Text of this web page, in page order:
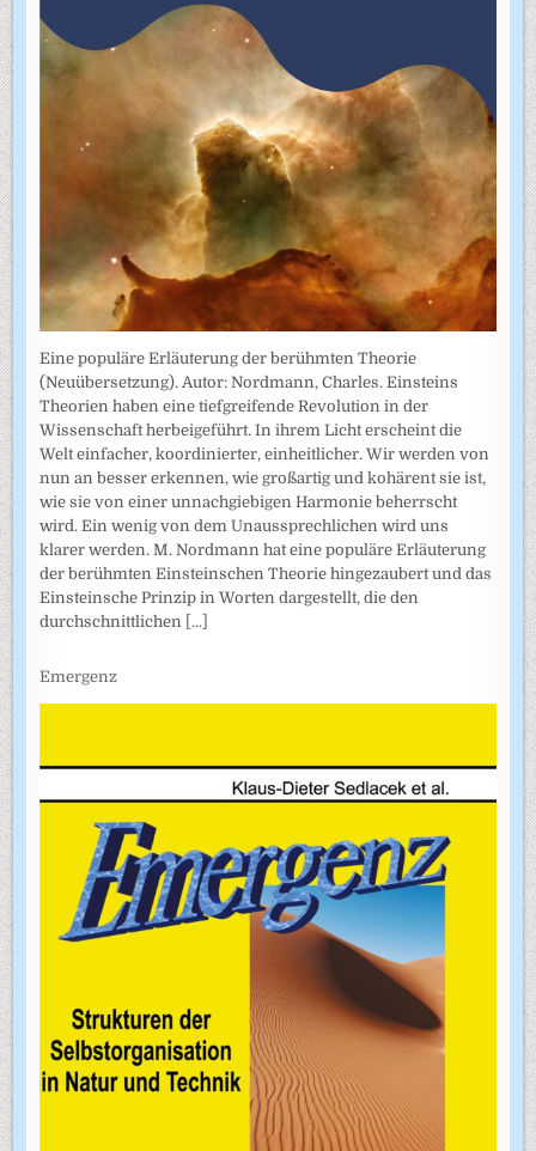
Eine populäre Erläuterung der berühmten Theorie
(Neuübersetzung). Autor: Nordmann, Charles. Einsteins
Theorien haben eine tiefgreifende Revolution in der
Wissenschaft herbeigeführt. In ihrem Licht erscheint die
Welt einfacher, koordinierter, einheitlicher. Wir werden von
nun an besser erkennen, wie großartig und kohärent sie ist,
wie sie von einer unnachgiebigen Harmonie beherrscht
wird. Ein wenig von dem Unaussprechlichen wird uns
klarer werden. M. Nordmann hat eine populäre Erläuterung
der berühmten Einsteinschen Theorie hingezaubert und das
Einsteinsche Prinzip in Worten dargestellt, die den
durchschnittlichen [...]
Emergenz